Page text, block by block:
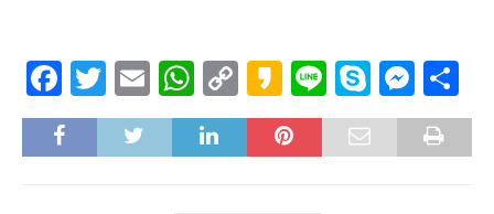
F
a
c
T
w
it
E
m
ai
W
h
at
C
o
p
K
a
k
Li
n
e
S
k
y
M
e
ss
h
ar